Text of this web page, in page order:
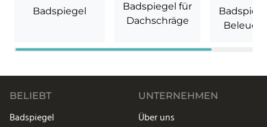
Badspiegel
Badspiegel für
Dachschräge
BELIEBT
Badspiegel
UNTERNEHMEN
Über uns